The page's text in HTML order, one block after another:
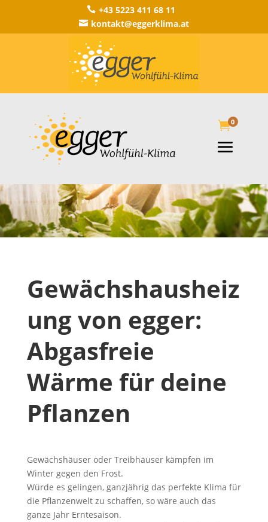
 +43 5223 411 68 11
 kontakt@eggerklima.at
0
Gewächshausheiz
ung von egger:
Abgasfreie
Wärme für deine
Pflanzen
Gewächshäuser oder Treibhäuser kämpfen im
Winter gegen den Frost.
Würde es gelingen, ganzjährig das perfekte Klima für
die Pflanzenwelt zu schaffen, so wäre auch das
ganze Jahr Erntesaison.